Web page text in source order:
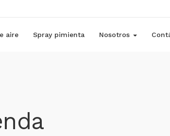
aire Spray pimienta Nosotros